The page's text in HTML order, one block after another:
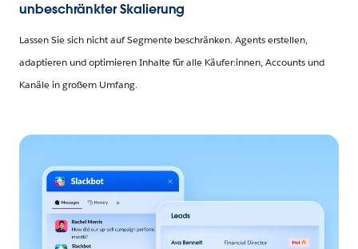
unbeschränkter Skalierung
Lassen Sie sich nicht auf Segmente beschränken. Agents erstellen,
adaptieren und optimieren Inhalte für alle Käufer:innen, Accounts und
Kanäle in großem Umfang.